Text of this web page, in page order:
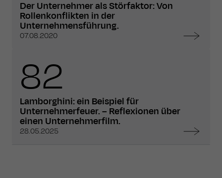
Der Unternehmer als Störfaktor: Von
Rollenkonflikten in der
Unternehmensführung.
07.08.2020
82
Lamborghini: ein Beispiel für
Unternehmerfeuer. – Reflexionen über
einen Unternehmerfilm.
28.05.2025